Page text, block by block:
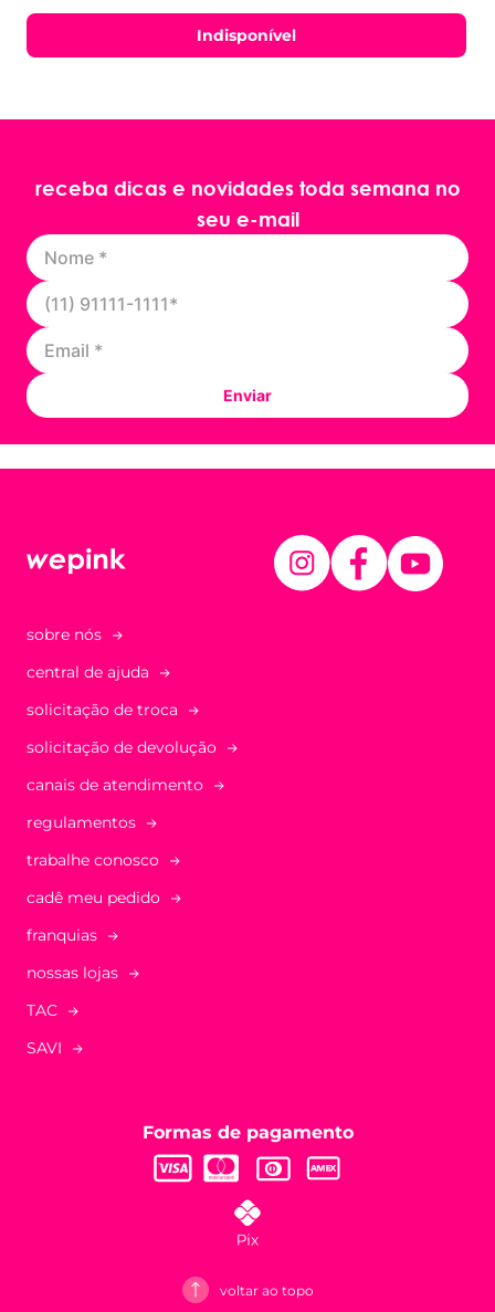
Indisponível
receba dicas e novidades toda semana no
seu e-mail
Enviar
sobre nós
central de ajuda
solicitação de troca
solicitação de devolução
canais de atendimento
regulamentos
trabalhe conosco
cadê meu pedido
franquias
nossas lojas
TAC
SAVI
Formas de pagamento
voltar ao topo